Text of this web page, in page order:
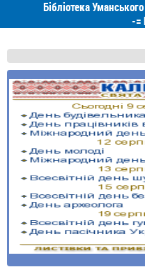
Бібліотека
-=